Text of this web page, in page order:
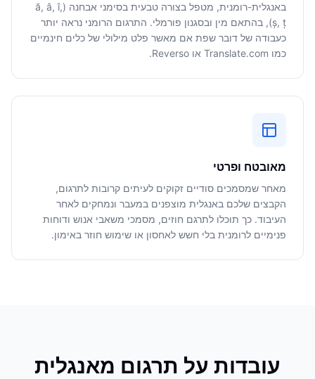
באנגלית-רומנית, מטפל בצורה טבעית בסימני אבחנה (ă, â, î,
ș, ț), בהתאם מין ובסגנון פורמלי. התרגום הרומני נראה יותר
כעבודה של דובר שפת אם מאשר פלט מילולי של כלים חינמיים
כמו Translate.com או Reverso.
מאובטח ופרטי
מאחר שמסמכים סודיים זקוקים לעיתים קרובות לתרגום,
הקבצים שלכם באנגלית מוצפנים במעבר ונמחקים לאחר
העיבוד. כך תוכלו לתרגם חוזים, מסמכי משאבי אנוש ודוחות
פנימיים לרומנית בלי חשש לאחסון או שימוש חוזר באימון.
עובדות על תרגום מאנגלית